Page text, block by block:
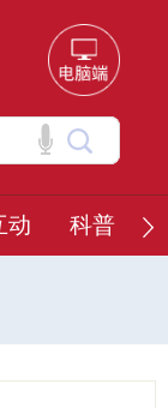
动 科普